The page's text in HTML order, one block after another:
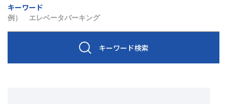
キーワード
キーワード検索